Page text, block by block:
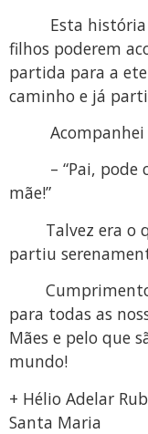
Esta história
filhos poderem
partida para a
caminho e já
Acompanhei
– “Pai, pode
mãe!”
Talvez era o
partiu
para todas as
Mães e pelo que
mundo!
+ Hélio Adelar
Santa Maria